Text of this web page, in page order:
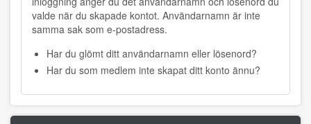
valde när du skapade kontot. Användarnamn är inte
samma sak som e-postadress.
Har du glömt ditt användarnamn eller lösenord?
Har du som medlem inte skapat ditt konto ännu?